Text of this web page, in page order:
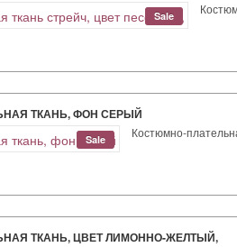
Sale
ТКАНЬ, ФОН СЕРЫЙ
Sale Костюмно-
ТКАНЬ, ЦВЕТ ЛИМОННО-ЖЕЛТЫЙ,